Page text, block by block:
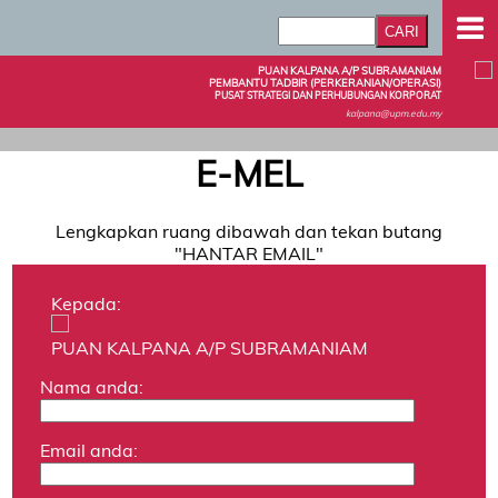
PUAN KALPANA A/P SUBRAMANIAM
PEMBANTU TADBIR (PERKERANIAN/OPERASI)
PUSAT STRATEGI DAN PERHUBUNGAN KORPORAT
kalpana@upm.edu.my
E-MEL
Lengkapkan ruang dibawah dan tekan butang
"HANTAR EMAIL"
Kepada:
PUAN KALPANA A/P SUBRAMANIAM
Nama anda:
Email anda: